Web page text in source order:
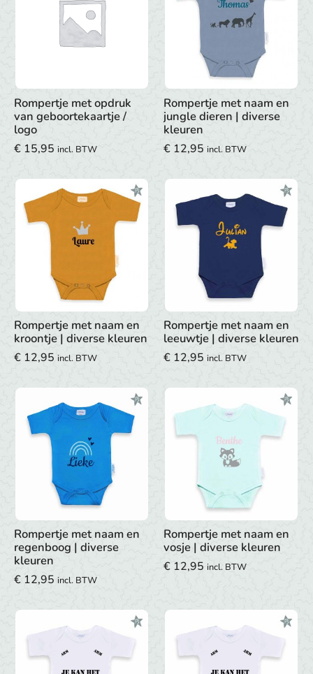
Rompertje met opdruk
van geboortekaartje /
logo
€ 15,95 incl. BTW
Rompertje met naam en
jungle dieren | diverse
kleuren
€ 12,95 incl. BTW
Rompertje met naam en
kroontje | diverse kleuren
€ 12,95 incl. BTW
Rompertje met naam en
leeuwtje | diverse kleuren
€ 12,95 incl. BTW
Rompertje met naam en
regenboog | diverse
kleuren
€ 12,95 incl. BTW
Rompertje met naam en
vosje | diverse kleuren
€ 12,95 incl. BTW